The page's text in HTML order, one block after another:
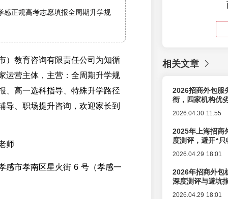
正规高考志愿填报全周期升学规
）教育咨询有限责任公司为知循
运营主体，主营：全周期升学规
、高一选科指导、特殊升学路径
导、职场提升咨询，欢迎家长到
师
感市孝南区星火街 6 号（孝感一
相关文章
2026招商外包服
衔，四家机构优
2026.04.30 11:55
2025年上海招商
度测评，避开“
2026.04.29 18:01
2026年招商外包
深度测评与避坑
2026.04.29 18:01